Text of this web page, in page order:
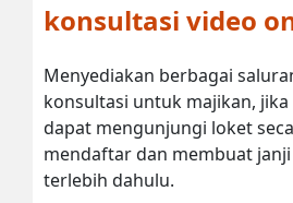
konsultasi video
Menyediakan berbagai
konsultasi untuk majikan,
dapat mengunjungi loket
mendaftar dan membuat
terlebih dahulu.